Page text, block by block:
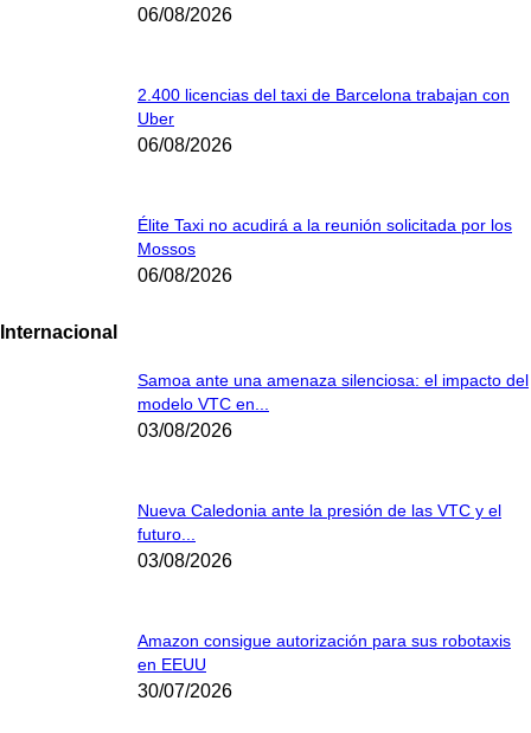
06/08/2026
2.400 licencias del taxi de Barcelona trabajan con
Uber
06/08/2026
Élite Taxi no acudirá a la reunión solicitada por los
Mossos
06/08/2026
Internacional
Samoa ante una amenaza silenciosa: el impacto del
modelo VTC en...
03/08/2026
Nueva Caledonia ante la presión de las VTC y el
futuro...
03/08/2026
Amazon consigue autorización para sus robotaxis
en EEUU
30/07/2026